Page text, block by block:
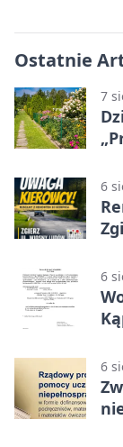
Ostatnie
7
6
6
6